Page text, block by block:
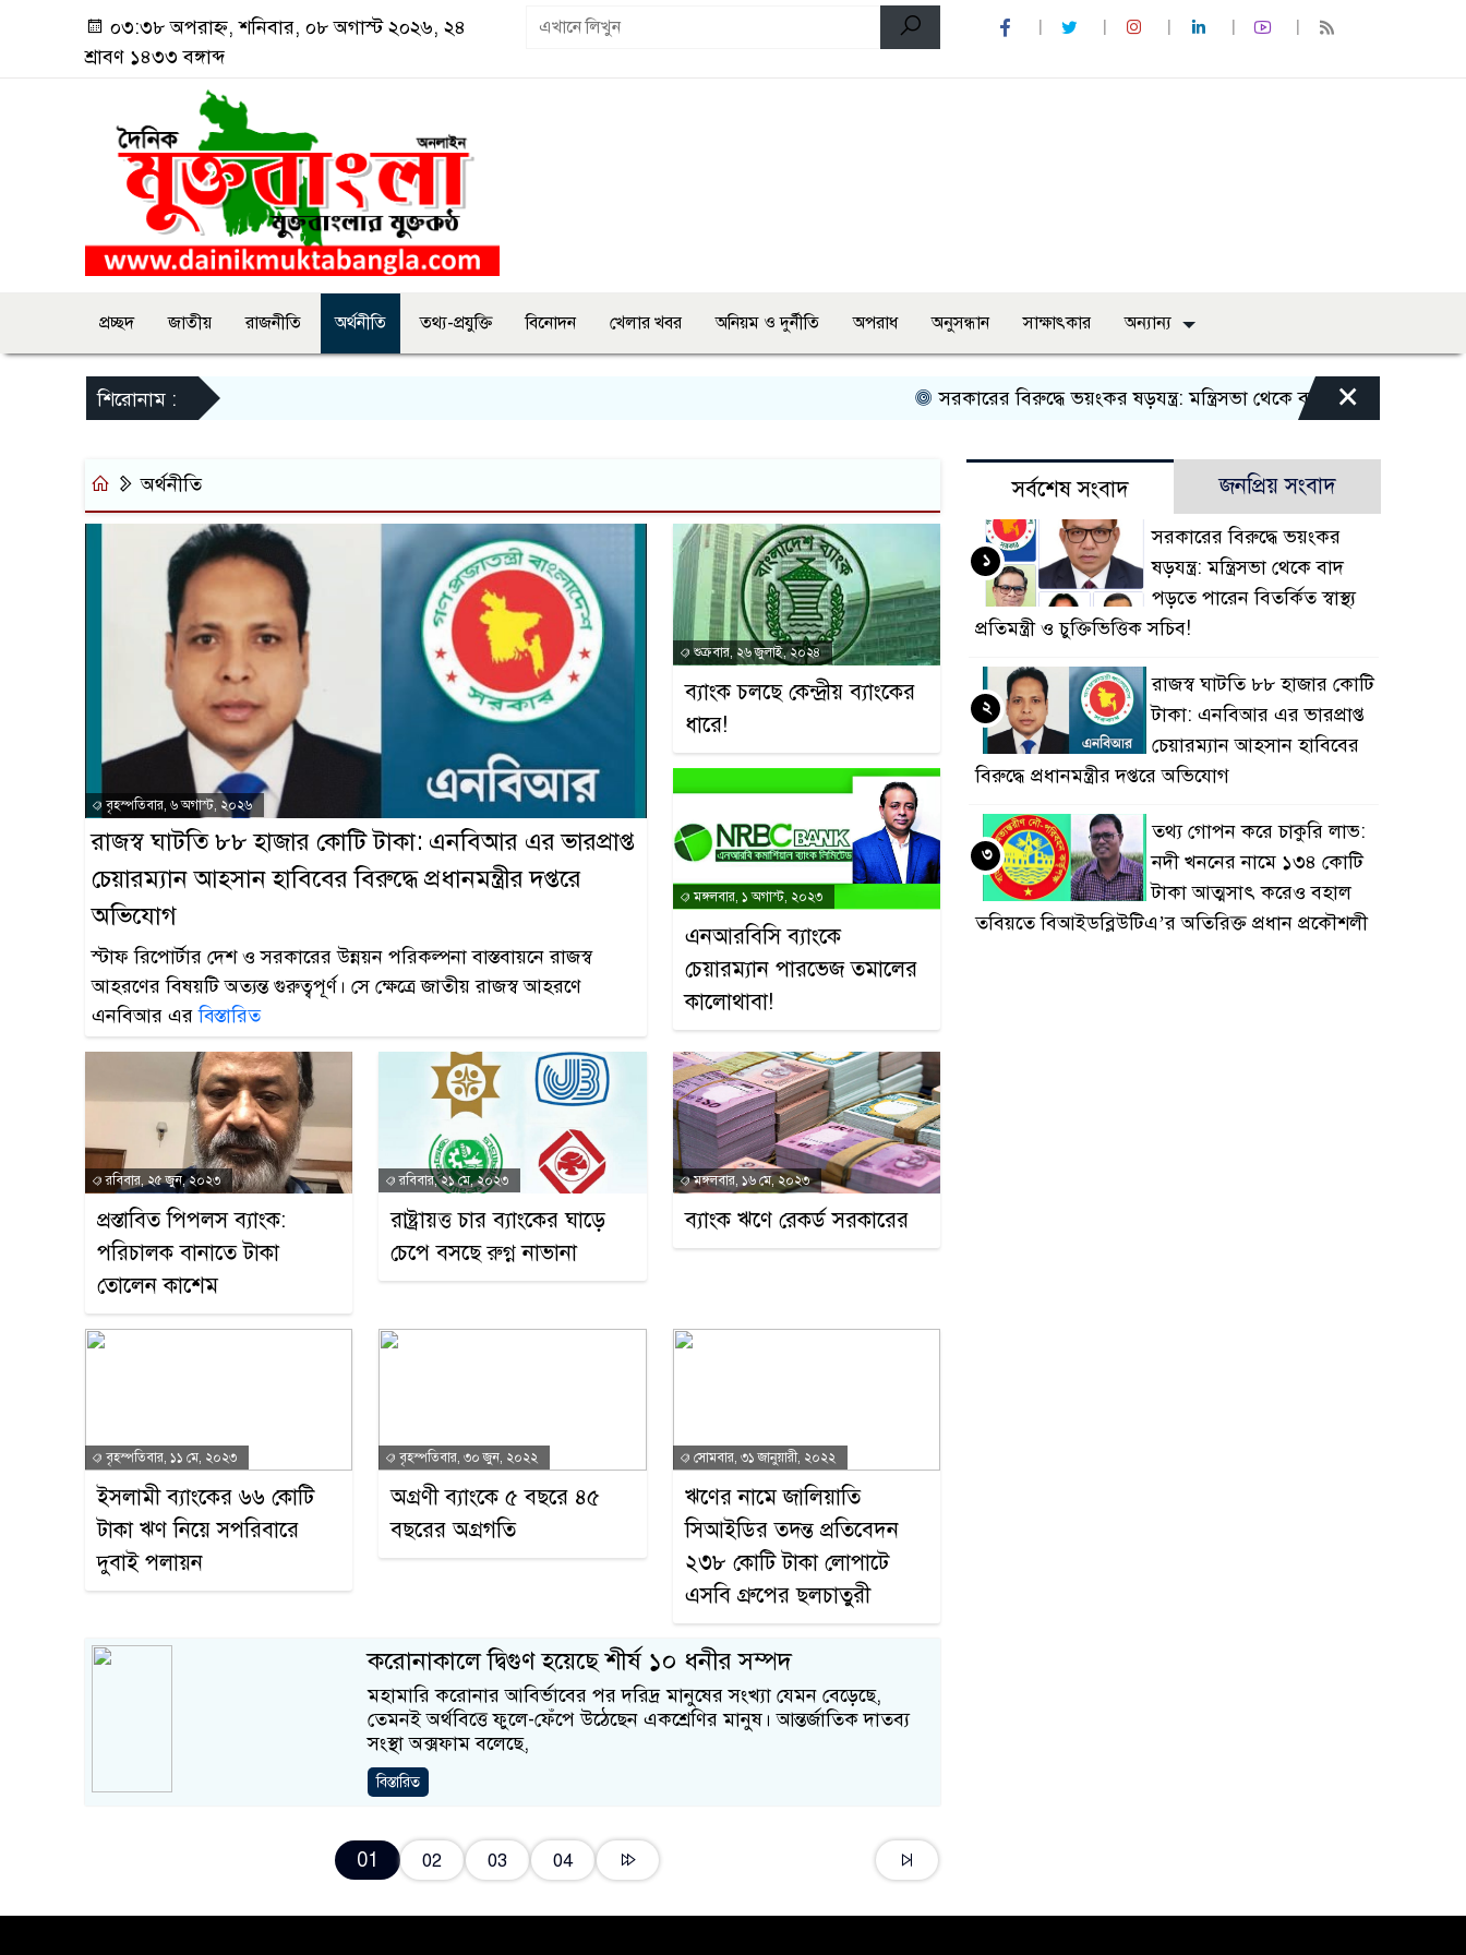
০৩:৩৮ অপরাহ্ন, শনিবার, ০৮ অগাস্ট ২০২৬, ২৪
শ্রাবণ ১৪৩৩ বঙ্গাব্দ
প্রচ্ছদ জাতীয় রাজনীতি অর্থনীতি তথ্য-প্রযুক্তি বিনোদন খেলার খবর অনিয়ম ও দুর্নীতি অপরাধ অনুসন্ধান সাক্ষাৎকার অন্যান্য
শিরোনাম : সরকারের বিরুদ্ধে ভয়ংকর ষড়যন্ত্র: মন্ত্রিসভা থেকে বাদ পড়তে পারেন বিতর্কিত
×
অর্থনীতি
বৃহস্পতিবার, ৬ অগাস্ট, ২০২৬
রাজস্ব ঘাটতি ৮৮ হাজার কোটি টাকা: এনবিআর এর ভারপ্রাপ্ত
চেয়ারম্যান আহসান হাবিবের বিরুদ্ধে প্রধানমন্ত্রীর দপ্তরে
অভিযোগ
স্টাফ রিপোর্টার দেশ ও সরকারের উন্নয়ন পরিকল্পনা বাস্তবায়নে রাজস্ব
আহরণের বিষয়টি অত্যন্ত গুরুত্বপূর্ণ। সে ক্ষেত্রে জাতীয় রাজস্ব আহরণে
এনবিআর এরবিস্তারিত
শুক্রবার, ২৬ জুলাই, ২০২৪
ব্যাংক চলছে কেন্দ্রীয় ব্যাংকের
ধারে!
মঙ্গলবার, ১ অগাস্ট, ২০২৩
এনআরবিসি ব্যাংকে
চেয়ারম্যান পারভেজ তমালের
কালোথাবা!
রবিবার, ২৫ জুন, ২০২৩
প্রস্তাবিত পিপলস ব্যাংক:
পরিচালক বানাতে টাকা
তোলেন কাশেম
রবিবার, ২১ মে, ২০২৩
রাষ্ট্রায়ত্ত চার ব্যাংকের ঘাড়ে
চেপে বসছে রুগ্ন নাভানা
মঙ্গলবার, ১৬ মে, ২০২৩
ব্যাংক ঋণে রেকর্ড সরকারের
বৃহস্পতিবার, ১১ মে, ২০২৩
ইসলামী ব্যাংকের ৬৬ কোটি
টাকা ঋণ নিয়ে সপরিবারে
দুবাই পলায়ন
বৃহস্পতিবার, ৩০ জুন, ২০২২
অগ্রণী ব্যাংকে ৫ বছরে ৪৫
বছরের অগ্রগতি
সোমবার, ৩১ জানুয়ারী, ২০২২
ঋণের নামে জালিয়াতি
সিআইডির তদন্ত প্রতিবেদন
২৩৮ কোটি টাকা লোপাটে
এসবি গ্রুপের ছলচাতুরী
করোনাকালে দ্বিগুণ হয়েছে শীর্ষ ১০ ধনীর সম্পদ
মহামারি করোনার আবির্ভাবের পর দরিদ্র মানুষের সংখ্যা যেমন বেড়েছে,
তেমনই অর্থবিত্তে ফুলে-ফেঁপে উঠেছেন একশ্রেণির মানুষ। আন্তর্জাতিক দাতব্য
সংস্থা অক্সফাম বলেছে,
বিস্তারিত
01 02 03 04
সর্বশেষ সংবাদ জনপ্রিয় সংবাদ
সরকারের বিরুদ্ধে ভয়ংকর
ষড়যন্ত্র: মন্ত্রিসভা থেকে বাদ
পড়তে পারেন বিতর্কিত স্বাস্থ্য
প্রতিমন্ত্রী ও চুক্তিভিত্তিক সচিব!
১
রাজস্ব ঘাটতি ৮৮ হাজার কোটি
টাকা: এনবিআর এর ভারপ্রাপ্ত
চেয়ারম্যান আহসান হাবিবের
বিরুদ্ধে প্রধানমন্ত্রীর দপ্তরে অভিযোগ
২
তথ্য গোপন করে চাকুরি লাভ:
নদী খননের নামে ১৩৪ কোটি
টাকা আত্মসাৎ করেও বহাল
তবিয়তে বিআইডব্লিউটিএ’র অতিরিক্ত প্রধান প্রকৌশলী
৩
কমডোর শফিউল বারীর
১০